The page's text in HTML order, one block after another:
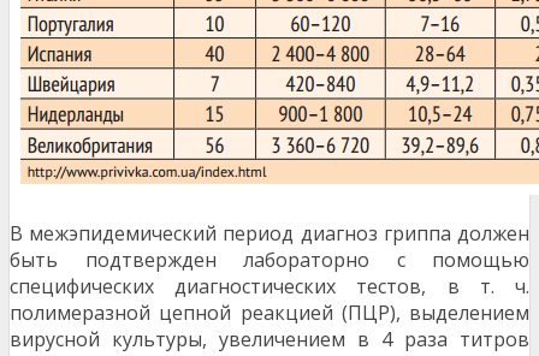
В межэпидемический период диагноз гриппа должен
быть подтвержден лабораторно с помощью
специфических диагностических тестов, в т. ч.
полимеразной цепной реак­цией (ПЦР), выделением
вирусной культуры, увеличением в 4 раза титров